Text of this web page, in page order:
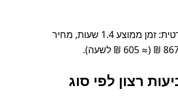
הסעה פרטית: זמן ממוצע 1.4 שעות, מחיר
רצון לפי סוג